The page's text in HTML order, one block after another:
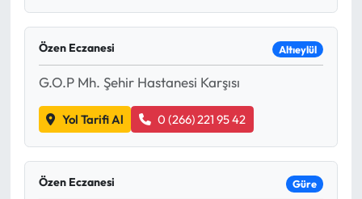
Özen Eczanesi Altıeylül
G.O.P Mh. Şehir Hastanesi Karşısı
Yol Tarifi Al 0 (266) 221 95 42
Özen Eczanesi Güre
Spor
Sungurlu Haberleri
Turizm
Uğurludağ Haberleri
Yaşam